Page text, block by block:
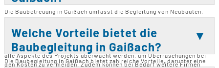
Die Baubetreuung in Gaißach umfasst die Begleitung von Neubauten,
beinhaltet auch Bauberatungen und Kaufberatungen, um sicherzustellen,
dass Bauherren stets die Kontrolle über ihr Bauvorhaben behalten.
Durch die Zusammenarbeit mit Architekten wird gewährleistet, dass
alle Aspekte des Projekts überwacht werden, um Überraschungen bei
den Kosten zu vermeiden. Zudem können bei Bedarf weitere Firmen
Welche Vorteile bietet die
Baubegleitung in Gaißach?
Die Baubegleitung in Gaißach bietet zahlreiche Vorteile, darunter eine